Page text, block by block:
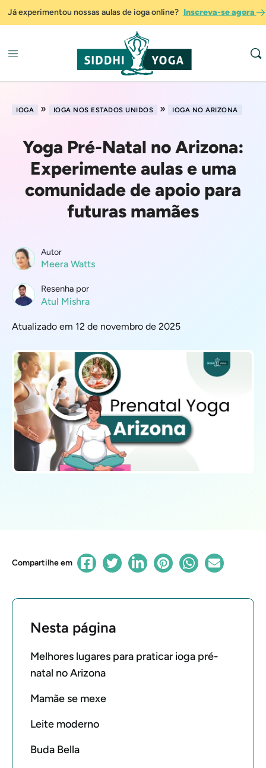
Já experimentou nossas aulas de ioga online? Inscreva-se agora
IOGA » IOGA NOS ESTADOS UNIDOS » IOGA NO ARIZONA
Yoga Pré-Natal no Arizona:
Experimente aulas e uma
comunidade de apoio para
futuras mamães
Autor
Meera Watts
Resenha por
Atul Mishra
Atualizado em 12 de novembro de 2025
Compartilhe em
Nesta página
Melhores lugares para praticar ioga pré-
natal no Arizona
Mamãe se mexe
Leite moderno
Buda Bella